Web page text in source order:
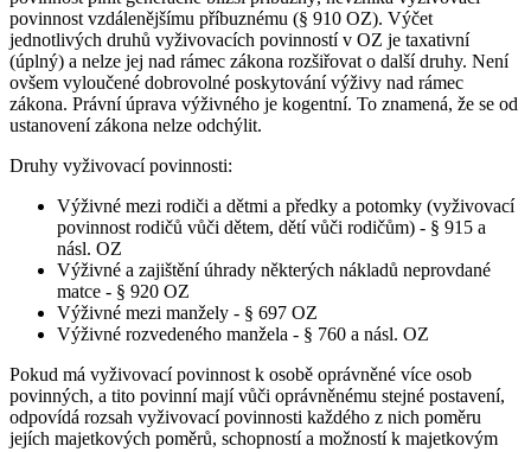
povinnost vzdálenějšímu příbuznému (§ 910 OZ). Výčet
jednotlivých druhů vyživovacích povinností v OZ je taxativní
(úplný) a nelze jej nad rámec zákona rozšiřovat o další druhy. Není
ovšem vyloučené dobrovolné poskytování výživy nad rámec
zákona. Právní úprava výživného je kogentní. To znamená, že se od
ustanovení zákona nelze odchýlit.
Druhy vyživovací povinnosti:
Výživné mezi rodiči a dětmi a předky a potomky (vyživovací
povinnost rodičů vůči dětem, dětí vůči rodičům) - § 915 a
násl. OZ
Výživné a zajištění úhrady některých nákladů neprovdané
matce - § 920 OZ
Výživné mezi manžely - § 697 OZ
Výživné rozvedeného manžela - § 760 a násl. OZ
Pokud má vyživovací povinnost k osobě oprávněné více osob
povinných, a tito povinní mají vůči oprávněnému stejné postavení,
odpovídá rozsah vyživovací povinnosti každého z nich poměru
jejích majetkových poměrů, schopností a možností k majetkovým